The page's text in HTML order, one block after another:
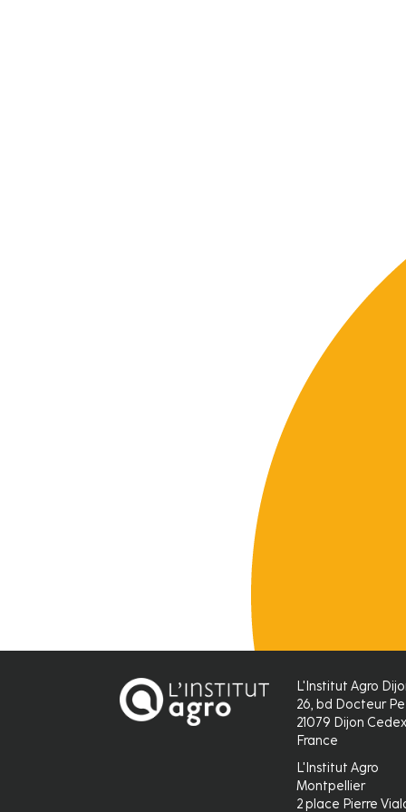
L'Institut Agro
26, bd Docteur
21079 Dijon Cedex
France
L'Institut Agro
Montpellier
2 place Pierre